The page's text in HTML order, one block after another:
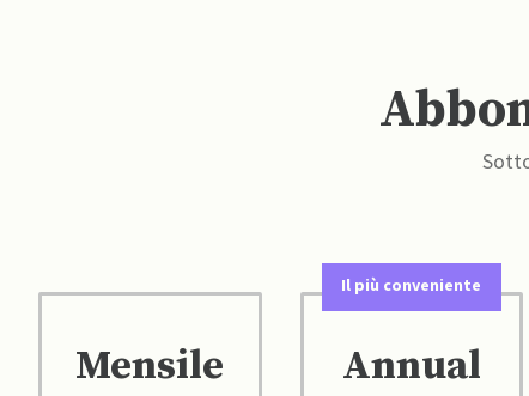
Mensile
Il più conveniente
Annual